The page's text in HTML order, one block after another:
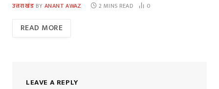
उत्तराखंड BY ANANT AWAZ 2 MINS READ 0
READ MORE
LEAVE A REPLY